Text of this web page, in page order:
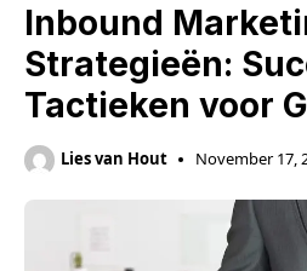
Inbound
Strategieën:
Tactieken voor
Lies van Hout November 17,